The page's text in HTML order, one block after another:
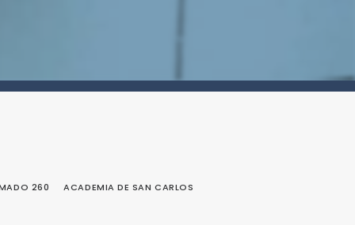
260 ACADEMIA DE SAN CARLOS